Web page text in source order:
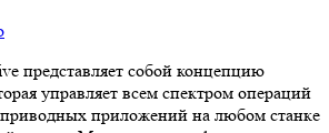
представляет собой концепцию
управляет всем спектром операций
приложений на любом станке